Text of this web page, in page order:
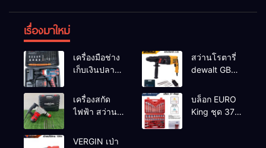
เรื่องมาใหม่
เครื่องมือช่าง
เก็บเงินปลาย
สว่านโรตารี่
dewalt GBH
2-26 DFR ทุ่น
ทองแดงแท้
100%
เครื่องสกัด
ไฟฟ้า สว่าน
MAKTEC รุ่น MT2926A
บล็อก EURO
King ชุด 37
VERGIN เป่า